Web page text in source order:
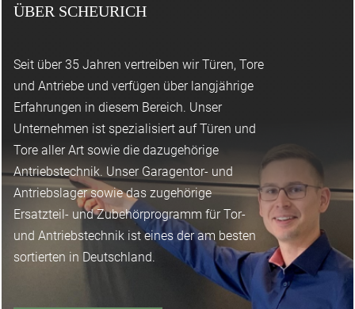
Auflistung der benötigten Maße und Angaben. Eine Erläuterung
Schon bei der Bestellung Ihrer Waren können Sie auf geprüfte
und zertifizierte Sicherheit vertrauen. Beim Einkauf
bei Scheurich im Internet legen wir höchsten Wert auf
Datenschutz und bieten Ihnen eine große Auswahl sicherer
Bezahlarten für die Begleichung Ihrer Rechnung.
ÜBER SCHEURICH
Seit über 35 Jahren vertreiben wir Türen, Tore
und Antriebe und verfügen über langjährige
Erfahrungen in diesem Bereich. Unser
Unternehmen ist spezialisiert auf Türen und
Tore aller Art sowie die dazugehörige
Antriebstechnik. Unser Garagentor- und
Antriebslager sowie das zugehörige
Ersatzteil- und Zubehörprogramm für Tor-
und Antriebstechnik ist eines der am besten
sortierten in Deutschland.